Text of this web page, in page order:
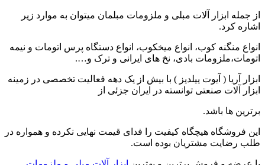
از جمله ابزار آلات مبلی و ملزومات مبلمان میتوان به موارد زیر
اشاره کرد.
انواع منگنه کوب، انواع میخکوب، انواع دستگاه پرس اتومات و نیمه
اتومات،ملزومات بادی، نخ های ایرانی و ترک و….
ابزار آریا ( آیوت ییلدیز ) با بیش از یک دهه فعالیت تخصصی در زمینه
ابزار آلات صنعتی توانسته در ایران جزئی از
برترین ها باشد.
این فروشگاه هیچگاه کیفیت را فدای قیمت نهایی نکرده و همواره در
طلب رضایت مشتریان بوده است.